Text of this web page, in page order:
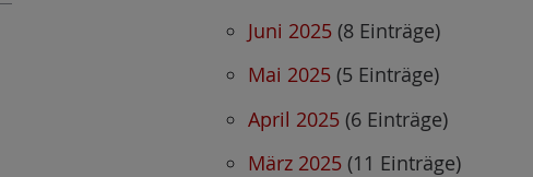
Juni 2025 (8 Einträge)
Mai 2025 (5 Einträge)
April 2025 (6 Einträge)
März 2025 (11 Einträge)